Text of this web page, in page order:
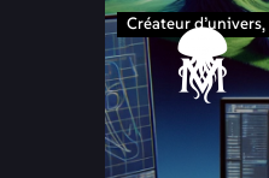
Créateur d’univers